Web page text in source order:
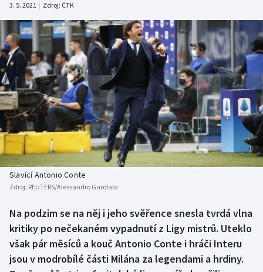
DALŠÍ SPORTY
Americký fotbal
Baseball a softbal
Basketbal
Biatlon
Boby a skeleton
Box
Curling
Dostihy
NEPŘEHLÉDNĚTE
Soutěže
Historické návraty
Aplikace ČT sport
AZ kvíz
3. 5. 2021 | Zdroj: ČTK
Slavící Antonio Conte
Zdroj: REUTERS/Alessandro Garofalo
Na podzim se na něj i jeho svěřence snesla tvrdá vlna
kritiky po nečekaném vypadnutí z Ligy mistrů. Uteklo
však pár měsíců a kouč Antonio Conte i hráči Interu
jsou v modrobílé části Milána za legendami a hrdiny.